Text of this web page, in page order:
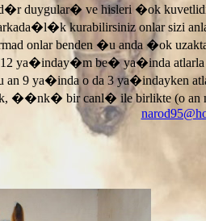
duygular� ve hisleri �ok
arkada�l�k kurabilirsiniz onlar sizi
onlar benden �u anda �ok
ya�inday�m be� ya�inda
an 9 ya�inda o da 3
��nk� bir canl� ile birlikte (o an